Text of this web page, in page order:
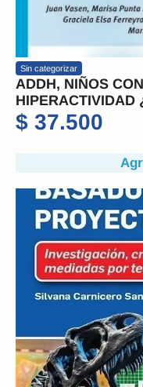
Sin categorizar
ADDH, NIÑOS
HIPERACTIVIDAD
$ 37.500